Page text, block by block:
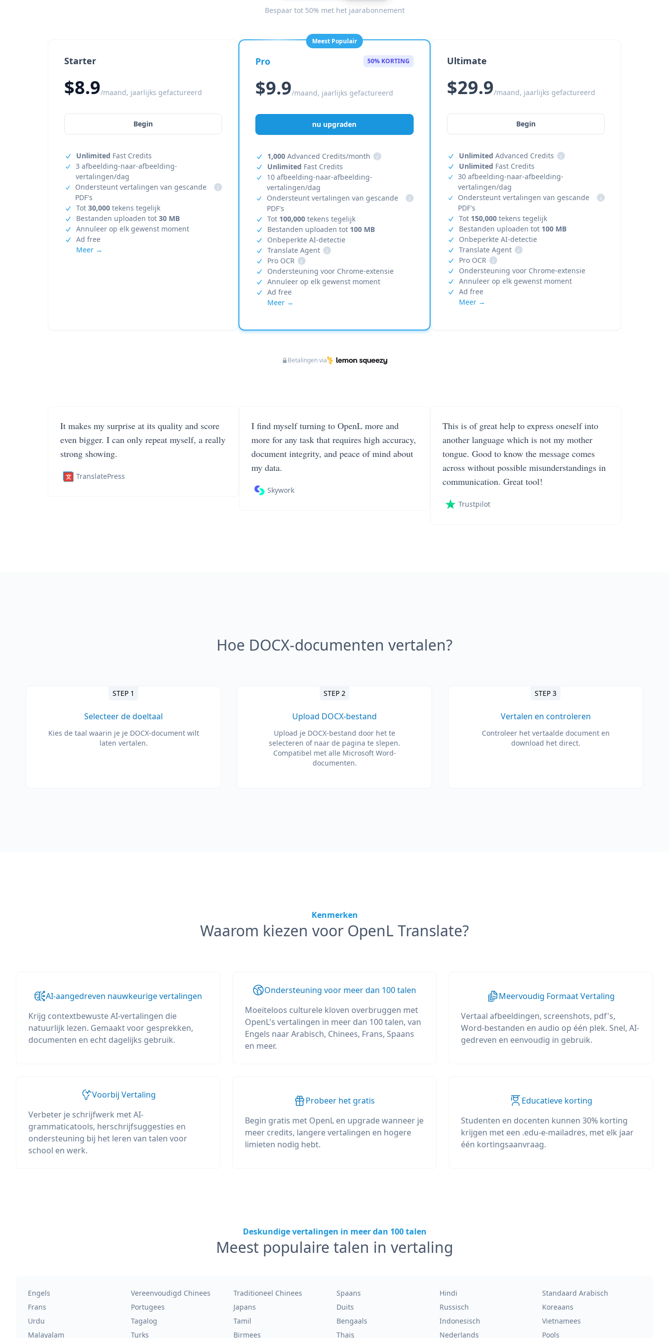
Bespaar tot 50% met het jaarabonnement
Starter
$8.9/maand, jaarlijks gefactureerd
Begin
Unlimited Fast Credits
3 afbeelding-naar-afbeelding-
vertalingen/dag
Ondersteunt vertalingen van gescande
PDF's
i
Tot 30,000 tekens tegelijk
Bestanden uploaden tot 30 MB
Annuleer op elk gewenst moment
Ad free
Meer →
Meest Populair
Pro 50% KORTING
$9.9/maand, jaarlijks gefactureerd
nu upgraden
1,000 Advanced Credits/month
i
Unlimited Fast Credits
10 afbeelding-naar-afbeelding-
vertalingen/dag
Ondersteunt vertalingen van gescande
PDF's
i
Tot 100,000 tekens tegelijk
Bestanden uploaden tot 100 MB
Onbeperkte AI-detectie
Translate Agent
i
Pro OCR
i
Ondersteuning voor Chrome-extensie
Annuleer op elk gewenst moment
Ad free
Meer →
Ultimate
$29.9/maand, jaarlijks gefactureerd
Begin
Unlimited Advanced Credits
i
Unlimited Fast Credits
30 afbeelding-naar-afbeelding-
vertalingen/dag
Ondersteunt vertalingen van gescande
PDF's
i
Tot 150,000tekens tegelijk
Bestanden uploaden tot 100 MB
Onbeperkte AI-detectie
Translate Agent
i
Pro OCR
i
Ondersteuning voor Chrome-extensie
Annuleer op elk gewenst moment
Ad free
Meer →
Betalingen via
It makes my surprise at its quality and score
even bigger. I can only repeat myself, a really
strong showing.
TranslatePress
I find myself turning to OpenL more and
more for any task that requires high accuracy,
document integrity, and peace of mind about
my data.
Skywork
This is of great help to express oneself into
another language which is not my mother
tongue. Good to know the message comes
across without possible misunderstandings in
communication. Great tool!
Trustpilot
Hoe DOCX-documenten vertalen?
STEP 1
Selecteer de doeltaal
Kies de taal waarin je je DOCX-document wilt
laten vertalen.
STEP 2
Upload DOCX-bestand
Upload je DOCX-bestand door het te
selecteren of naar de pagina te slepen.
Compatibel met alle Microsoft Word-
documenten.
STEP 3
Vertalen en controleren
Controleer het vertaalde document en
download het direct.
Kenmerken
Waarom kiezen voor OpenL Translate?
AI-aangedreven nauwkeurige vertalingen
Krijg contextbewuste AI-vertalingen die
natuurlijk lezen. Gemaakt voor gesprekken,
documenten en echt dagelijks gebruik.
Ondersteuning voor meer dan 100 talen
Moeiteloos culturele kloven overbruggen met
OpenL's vertalingen in meer dan 100 talen, van
Engels naar Arabisch, Chinees, Frans, Spaans
en meer.
Meervoudig Formaat Vertaling
Vertaal afbeeldingen, screenshots, pdf's,
Word-bestanden en audio op één plek. Snel, AI-
gedreven en eenvoudig in gebruik.
Voorbij Vertaling
Verbeter je schrijfwerk met AI-
grammaticatools, herschrijfsuggesties en
ondersteuning bij het leren van talen voor
school en werk.
Probeer het gratis
Begin gratis met OpenL en upgrade wanneer je
meer credits, langere vertalingen en hogere
limieten nodig hebt.
Educatieve korting
Studenten en docenten kunnen 30% korting
krijgen met een .edu-e-mailadres, met elk jaar
één kortingsaanvraag.
Deskundige vertalingen in meer dan 100 talen
Meest populaire talen in vertaling
Engels Vereenvoudigd Chinees Traditioneel Chinees Spaans Hindi
Standaard Arabisch
Frans
Portugees Japans Duits Russisch
Koreaans
Urdu
Tagalog Tamil Bengaals Indonesisch
Vietnamees
Malayalam
Turks Birmees Thais Nederlands Pools